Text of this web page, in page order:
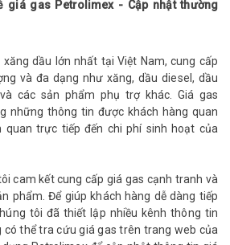
giá gas Petrolimex - Cập nhật thường
dầu lớn nhất tại Việt Nam, cung cấp
và đa dạng như xăng, dầu diesel, dầu
các sản phẩm phụ trợ khác. Giá gas
những thông tin được khách hàng quan
trực tiếp đến chi phí sinh hoạt của
cam kết cung cấp giá gas cạnh tranh và
phẩm. Để giúp khách hàng dễ dàng tiếp
tôi đã thiết lập nhiều kênh thông tin
có thể tra cứu giá gas trên trang web của